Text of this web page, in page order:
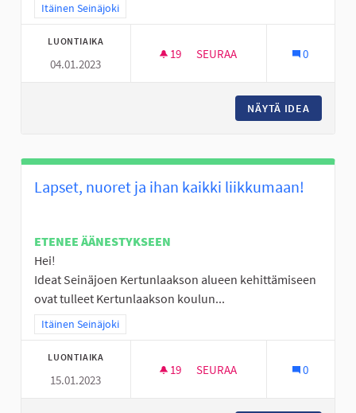
Rajaa tulokset teeman mukaan: Itäinen Seinäjoki
Itäinen Seinäjoki
LUONTIAIKA
04.01.2023
19 19 SEURAAJAA
SEURAA 0
NÄYTÄ IDEA
Lapset, nuoret ja ihan kaikki liikkumaan!
ETENEE ÄÄNESTYKSEEN
Hei!
Ideat Seinäjoen Kertunlaakson alueen kehittämiseen
ovat tulleet Kertunlaakson koulun...
Rajaa tulokset teeman mukaan: Itäinen Seinäjoki
Itäinen Seinäjoki
LUONTIAIKA
15.01.2023
19 19 SEURAAJAA
SEURAA 0